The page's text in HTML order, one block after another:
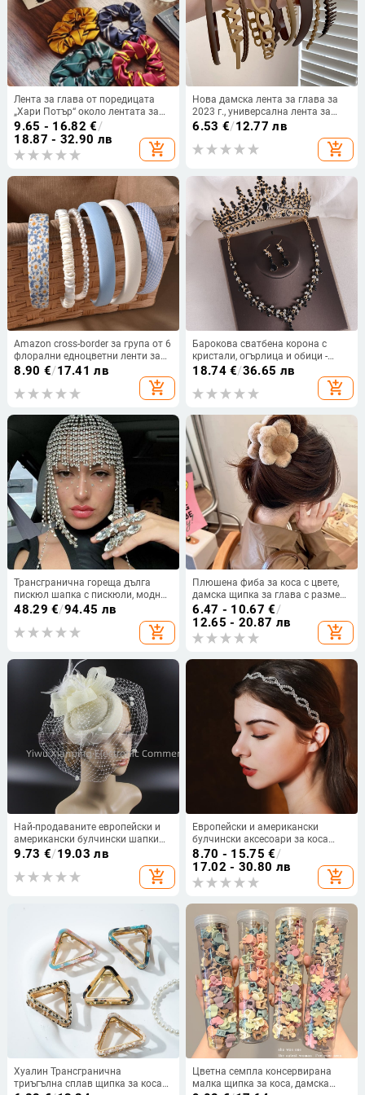
Лента за глава от поредицата
„Хари Потър“ около лентата за
глава „Хогуортс“ и пръстен за
коса от „Универсал Студиос“
9.65 - 16.82 €/
18.87 - 32.90 лв
add_shopping_cart
Нова дамска лента за глава за
2023 г., универсална лента за
коса за излизане, специална
лента за коса за измиване на
лице, интернет знаменитости,
есенни и зимни шапки за жени
6.53 €/12.77 лв
add_shopping_cart
Amazon cross-border за група от 6
флорални едноцветни ленти за
коса комбинирани костюми
8.90 €/17.41 лв
add_shopping_cart
Барокова сватбена корона с
кристали, огърлица и обици -
комплект
18.74€/36.65 лв
add_shopping_cart
Трансгранична гореща дълга
пискюл шапка с пискюли, модна
сценична изява, шапка с
кристали, аксесоари за коса,
аксесоари за нощен клуб,
48.29 €/94.45 лв
add_shopping_cart
Плюшена фиба за коса с цвете,
дамска щипка за глава с размер
"Grab" и "Advanced Sense", кибер
щипка за коса "Shark", малък
размер
6.47 - 10.67 €/
12.65 - 20.87 лв
add_shopping_cart
Най-продаваните европейски и
американски булчински шапки
на Amazon, ретро мрежеста
шапка, аксесоари за коса с пера,
шапка за жокей клуб
9.73 €/19.03 лв
add_shopping_cart
Европейски и американски
булчински аксесоари за коса
сватбена рокля дизайн
геометрична лента за глава с
диаманти ежедневно налягане
еластична лента за коса с
8.70 - 15.75 €/
17.02 - 30.80 лв
add_shopping_cart
Хуалин Трансгранична
триъгълна сплав щипка за коса
Цветна семпла консервирана
малка щипка за коса, дамска